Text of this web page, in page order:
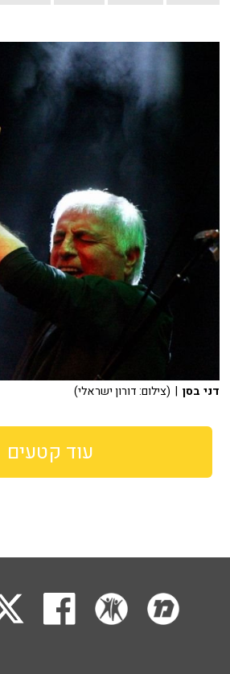
דני בסן | (צילום: דורון ישראלי)
עוד קטעים